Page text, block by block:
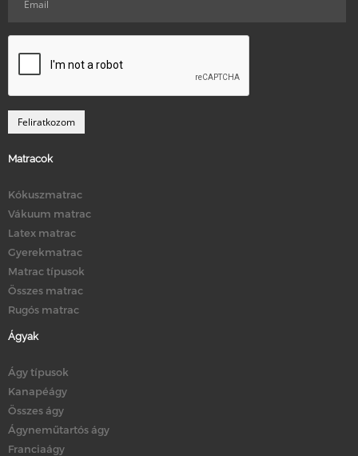
Matracok
Kókuszmatrac
Vákuum matrac
Latex matrac
Gyerekmatrac
Matrac típusok
Összes matrac
Rugós matrac
Ágyak
Ágy típusok
Kanapéágy
Összes ágy
Ágyneműtartós ágy
Franciaágy